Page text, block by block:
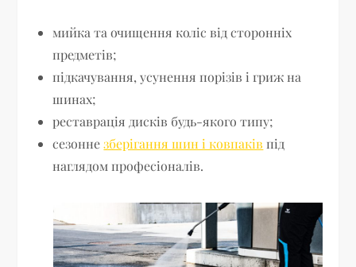
мийка та очищення коліс від сторонніх
предметів;
підкачування, усунення порізів і гриж на
шинах;
реставрація дисків будь-якого типу;
сезоннезберігання шин і ковпаків під
наглядом професіоналів.